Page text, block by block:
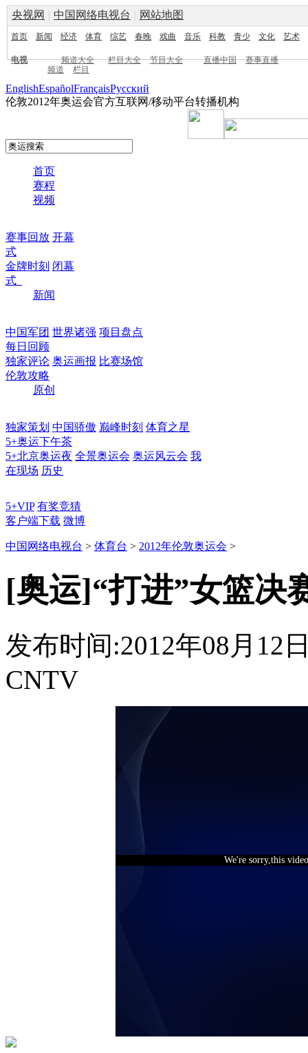
央视网 | 中国网络电视台 | 网站地图
首页 新闻 经济 体育 综艺 春晚 戏曲 音乐 科教 青少 文化 艺术
电视 频道大全 栏目大全 节目大全 直播中国
赛事直播
频道
栏目
EnglishEspañolFrançaisPусский
伦敦2012年奥运会官方互联网/移动平台转播机构
首页
赛程
视频
赛事回放 开幕
式
金牌时刻 闭幕
式
新闻
中国军团 世界诸强 项目盘点
每日回顾
独家评论 奥运画报 比赛场馆
伦敦攻略
原创
独家策划 中国骄傲 巅峰时刻 体育之星
5+奥运下午茶
5+北京奥运夜 全景奥运会 奥运风云会 我
在现场 历史
5+VIP 有奖竞猜
客户端下载 微博
中国网络电视台 > 体育台 > 2012年伦敦奥运会 >
[奥运]“打进”女篮决
发布时间:2012年08月12
CNTV
We're sorry,this